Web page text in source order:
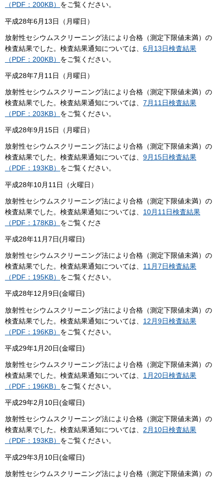
（PDF：200KB） をご覧ください。
平成28年6月13日（月曜日）
放射性セシウムスクリーニング法により合格（測定下限値未満）の
検査結果でした。検査結果通知については、 6月13日検査結果
（PDF：200KB） をご覧ください。
平成28年7月11日（月曜日）
放射性セシウムスクリーニング法により合格（測定下限値未満）の
検査結果でした。検査結果通知については、 7月11日検査結果
（PDF：203KB） をご覧ください。
平成28年9月15日（月曜日）
放射性セシウムスクリーニング法により合格（測定下限値未満）の
検査結果でした。検査結果通知については、 9月15日検査結果
（PDF：193KB） をご覧ください。
平成28年10月11日（火曜日）
放射性セシウムスクリーニング法により合格（測定下限値未満）の
検査結果でした。検査結果通知については、 10月11日検査結果
（PDF：178KB） をご覧くださ
平成28年11月7日(月曜日)
放射性セシウムスクリーニング法により合格（測定下限値未満）の
検査結果でした。検査結果通知については、 11月7日検査結果
（PDF：195KB） をご覧ください。
平成28年12月9日(金曜日)
放射性セシウムスクリーニング法により合格（測定下限値未満）の
検査結果でした。検査結果通知については、 12月9日検査結果
（PDF：196KB） をご覧ください。
平成29年1月20日(金曜日)
放射性セシウムスクリーニング法により合格（測定下限値未満）の
検査結果でした。検査結果通知については、 1月20日検査結果
（PDF：196KB） をご覧ください。
平成29年2月10日(金曜日)
放射性セシウムスクリーニング法により合格（測定下限値未満）の
検査結果でした。検査結果通知については、 2月10日検査結果
（PDF：193KB） をご覧ください。
平成29年3月10日(金曜日)
放射性セシウムスクリーニング法により合格（測定下限値未満）の